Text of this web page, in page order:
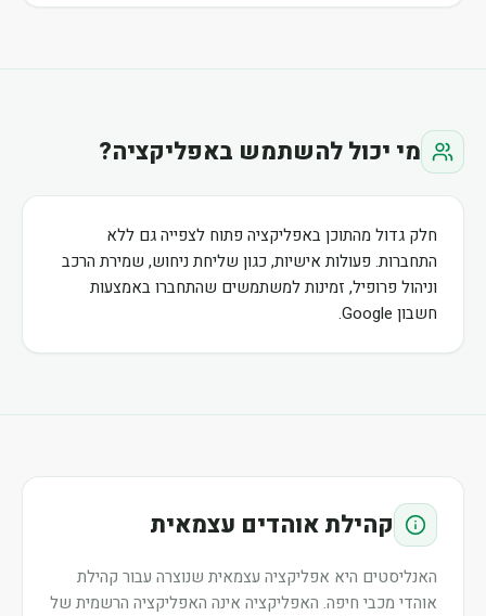
מי יכול להשתמש באפליקציה?
חלק גדול מהתוכן באפליקציה פתוח לצפייה גם ללא
התחברות. פעולות אישיות, כגון שליחת ניחוש, שמירת הרכב
וניהול פרופיל, זמינות למשתמשים שהתחברו באמצעות
חשבון Google.
קהילת אוהדים עצמאית
האנליסטים היא אפליקציה עצמאית שנוצרה עבור קהילת
אוהדי מכבי חיפה. האפליקציה אינה האפליקציה הרשמית של